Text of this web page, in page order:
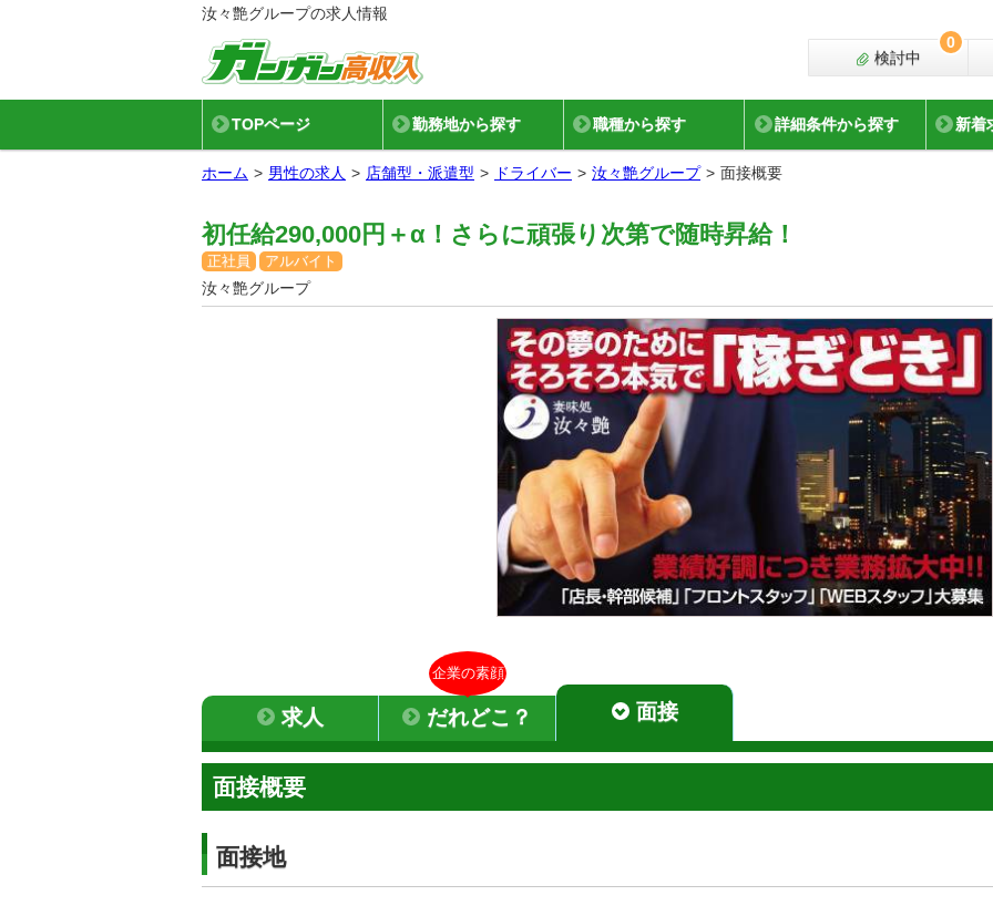
汝々艶グループの求人情報
検討中
0
TOPページ 勤務地から探す 職種から探す 詳細条件から探す 新着
ホーム 男性の求人 店舗型・派遣型 ドライバー 汝々艶グループ 面接概要
初任給290,000円＋α！さらに頑張り次第で随時昇給！
正社員 アルバイト
汝々艶グループ
求人
企業の素顔
だれどこ？ 面接
面接概要
面接地